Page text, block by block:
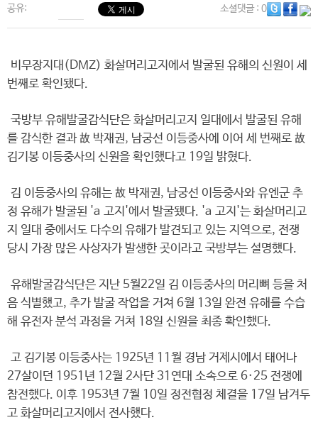
공유: 소셜댓글: 0
비무장지대(DMZ) 화살머리고지에서 발굴된 유해의 신원이 세
번째로 확인됐다.
국방부 유해발굴감식단은 화살머리고지 일대에서 발굴된 유해
를 감식한 결과 故 박재권, 남궁선 이등중사에 이어 세 번째로 故
김기봉 이등중사의 신원을 확인했다고 19일 밝혔다.
김 이등중사의 유해는 故 박재권, 남궁선 이등중사와 유엔군 추
정 유해가 발굴된 'a 고지'에서 발굴됐다. 'a 고지'는 화살머리고
지 일대 중에서도 다수의 유해가 발견되고 있는 지역으로, 전쟁
당시 가장 많은 사상자가 발생한 곳이라고 국방부는 설명했다.
유해발굴감식단은 지난 5월22일 김 이등중사의 머리뼈 등을 처
음 식별했고, 추가 발굴 작업을 거쳐 6월 13일 완전 유해를 수습
해 유전자 분석 과정을 거쳐 18일 신원을 최종 확인했다.
고 김기봉 이등중사는 1925년 11월 경남 거제시에서 태어나
27살이던 1951년 12월 2사단 31연대 소속으로 6·25 전쟁에
참전했다. 이후 1953년 7월 10일 정전협정 체결을 17일 남겨두
고 화살머리고지에서 전사했다.